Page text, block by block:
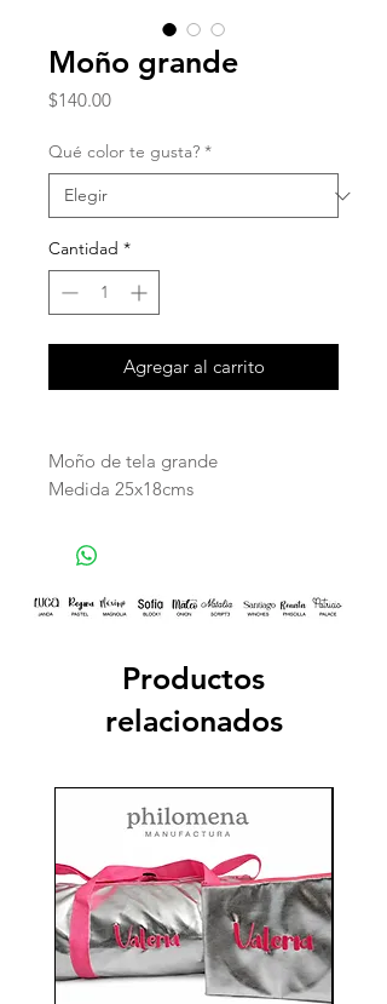
Moño grande
$140.00Precio
Qué color te gusta? *
Cantidad *
Agregar al carrito
Moño de tela grande
Medida 25x18cms
Productos
relacionados